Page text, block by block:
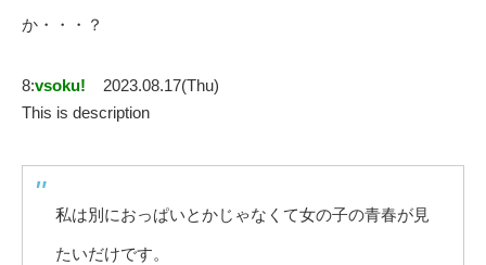
か・・・？
8:vsoku!
2023.08.17(Thu)
This is description
私は別におっぱいとかじゃなくて女の子の青春が見
たいだけです。